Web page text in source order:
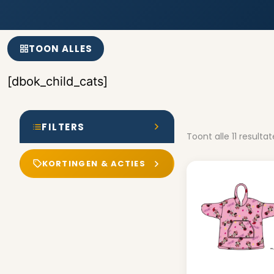
TOON ALLES
[dbok_child_cats]
FILTERS
KORTINGEN & ACTIES
Toont alle 11